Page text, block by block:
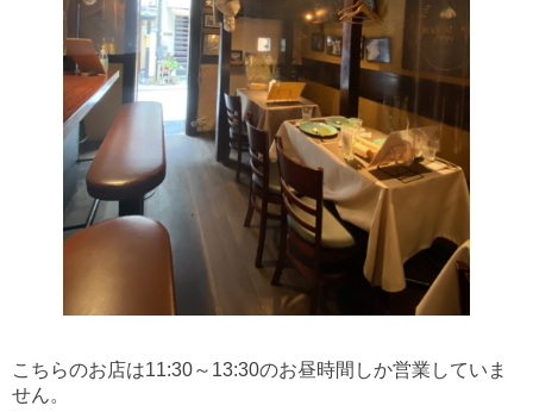
こちらのお店は11:30～13:30のお昼時間しか営業していま
せん。